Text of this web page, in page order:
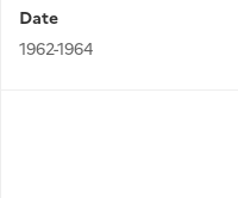
Date
1962-1964